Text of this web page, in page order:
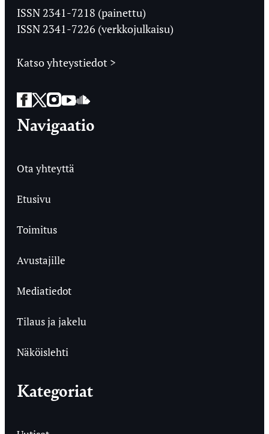
Ylioppilaslehti
ISSN 2341-7218 (painettu)
ISSN 2341-7226 (verkkojulkaisu)
Katso yhteystiedot >
Facebook
Twitter
Instagram
YouTube
SoundCloud
Navigaatio
Ota yhteyttä
Etusivu
Toimitus
Avustajille
Mediatiedot
Tilaus ja jakelu
Näköislehti
Kategoriat